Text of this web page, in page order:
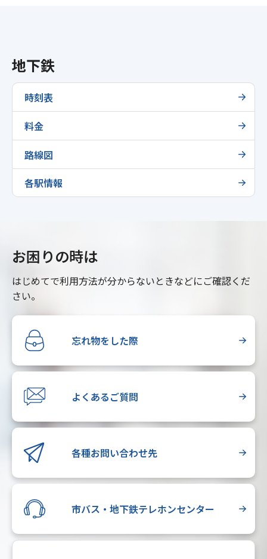
地下鉄
時刻表
料金
路線図
各駅情報
お困りの時は
はじめてで利用方法が分からないときなどにご確認くだ
さい。
忘れ物をした際
よくあるご質問
各種お問い合わせ先
市バス・地下鉄テレホンセンター